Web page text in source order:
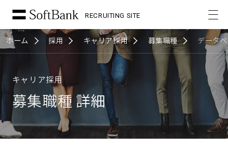
RECRUITING SITE
ホーム 採用 キャリア採用 募集職種 データ
キャリア採用
募集職種 詳細